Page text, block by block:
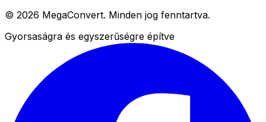
© 2026 MegaConvert. Minden jog fenntartva.
Gyorsaságra és egyszerűségre építve